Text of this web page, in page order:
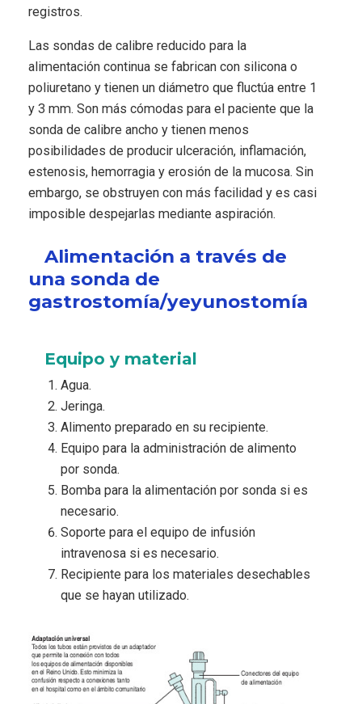
registros.
Las sondas de calibre reducido para la
alimentación continua se fabrican con silicona o
poliuretano y tienen un diámetro que fluctúa entre 1
y 3 mm. Son más cómodas para el paciente que la
sonda de calibre ancho y tienen menos
posibilidades de producir ulceración, inflamación,
estenosis, hemorragia y erosión de la mucosa. Sin
embargo, se obstruyen con más facilidad y es casi
imposible despejarlas mediante aspiración.
Alimentación a través de
una sonda de
gastrostomía/yeyunostomía
Equipo y material
Agua.
Jeringa.
Alimento preparado en su recipiente.
Equipo para la administración de alimento
por sonda.
Bomba para la alimentación por sonda si es
necesario.
Soporte para el equipo de infusión
intravenosa si es necesario.
Recipiente para los materiales desechables
que se hayan utilizado.